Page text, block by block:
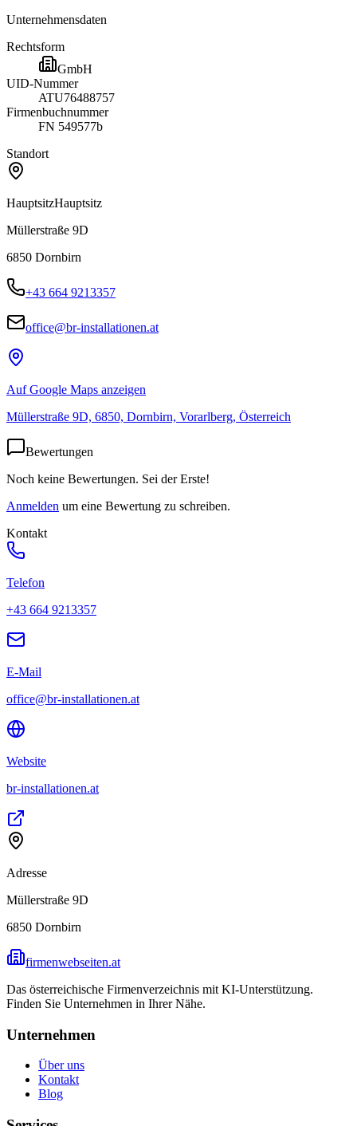
Unternehmensdaten
Rechtsform
GmbH
UID-Nummer
ATU76488757
Firmenbuchnummer
FN 549577b
Standort
HauptsitzHauptsitz
Müllerstraße 9D
6850 Dornbirn
+43 664 9213357
office@br-installationen.at
Auf Google Maps anzeigen
Müllerstraße 9D, 6850, Dornbirn, Vorarlberg, Österreich
Bewertungen
Noch keine Bewertungen. Sei der Erste!
Anmelden um eine Bewertung zu schreiben.
Kontakt
Telefon
+43 664 9213357
E-Mail
office@br-installationen.at
Website
br-installationen.at
Adresse
Müllerstraße 9D
6850 Dornbirn
firmenwebseiten.at
Das österreichische Firmenverzeichnis mit KI-Unterstützung.
Finden Sie Unternehmen in Ihrer Nähe.
Unternehmen
Über uns
Kontakt
Blog